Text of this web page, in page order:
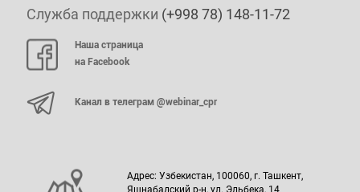
Служба поддержки (+998 78) 148-11-72
Наша страница
на Facebook
Канал в телеграм @webinar_cpr
Адрес: Узбекистан, 100060, г. Ташкент,
Яшнабадский р-н, ул. Эльбека, 14